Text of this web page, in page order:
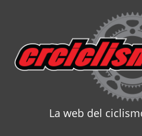
content
La web del